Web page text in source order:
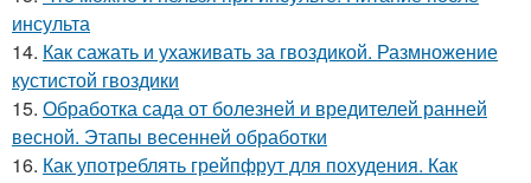
инсульта
14. Как сажать и ухаживать за гвоздикой. Размножение
кустистой гвоздики
15. Обработка сада от болезней и вредителей ранней
весной. Этапы весенней обработки
16. Как употреблять грейпфрут для похудения. Как